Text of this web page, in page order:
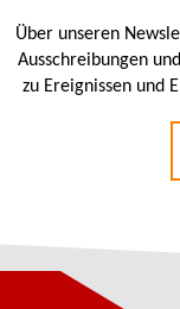
Über unseren
Ausschreibungen
zu Ereignissen und